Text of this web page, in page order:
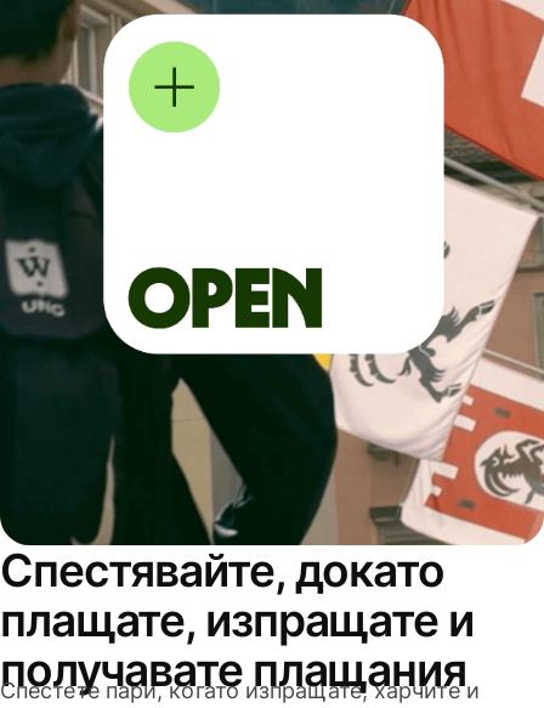
Спестявайте, докато
плащате, изпращате и
получавате плащания
Спестете пари, когато изпращате, харчите и